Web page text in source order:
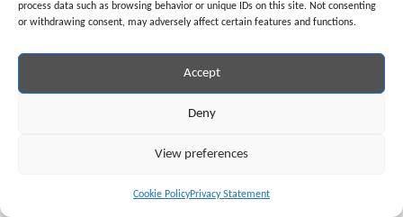
process data such as browsing behavior or unique IDs on this site. Not consenting
or withdrawing consent, may adversely affect certain features and functions.
Accept
Deny
View preferences
Cookie PolicyPrivacy Statement
Block покупает 85 BTC, увеличив свое казначейство до